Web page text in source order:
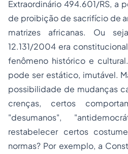
Extraordinário 494.601/RS, a
de proibição de sacrifício de
matrizes africanas. Ou
12.131/2004 era
fenômeno histórico e
pode ser estático, imutável.
possibilidade de mudanças
crenças, certos
"desumanos",
restabelecer certos
normas? Por exemplo, a